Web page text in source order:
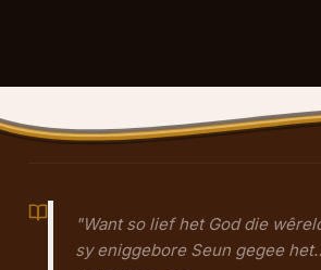
"Want so lief het God die
sy eniggebore Seun gegee